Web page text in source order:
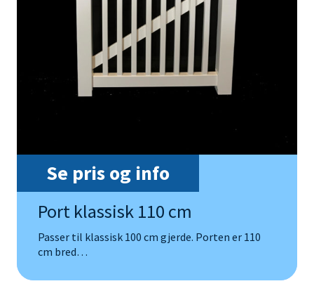
Gjerdemannen har lang erfaring med gjerder og porter, og
vi vet hvor viktig det er med en stabil port som tåler å all
slags vær og vind. En vedlikeholdsfri port i PVC som står i
stil med resten av gjerdet gir et fint førsteinntrykk når
besøkende kommer, og sparer deg for mye vedlikehold.
Se pris og info
Port klassisk 110 cm
Passer til klassisk 100 cm gjerde. Porten er 110
cm bred…